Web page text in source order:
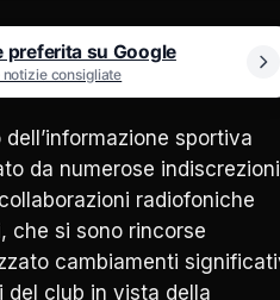
su Google
consigliate
sportiva
da numerose indiscrezioni
radiofoniche
che si sono rincorse
cambiamenti
club in vista della